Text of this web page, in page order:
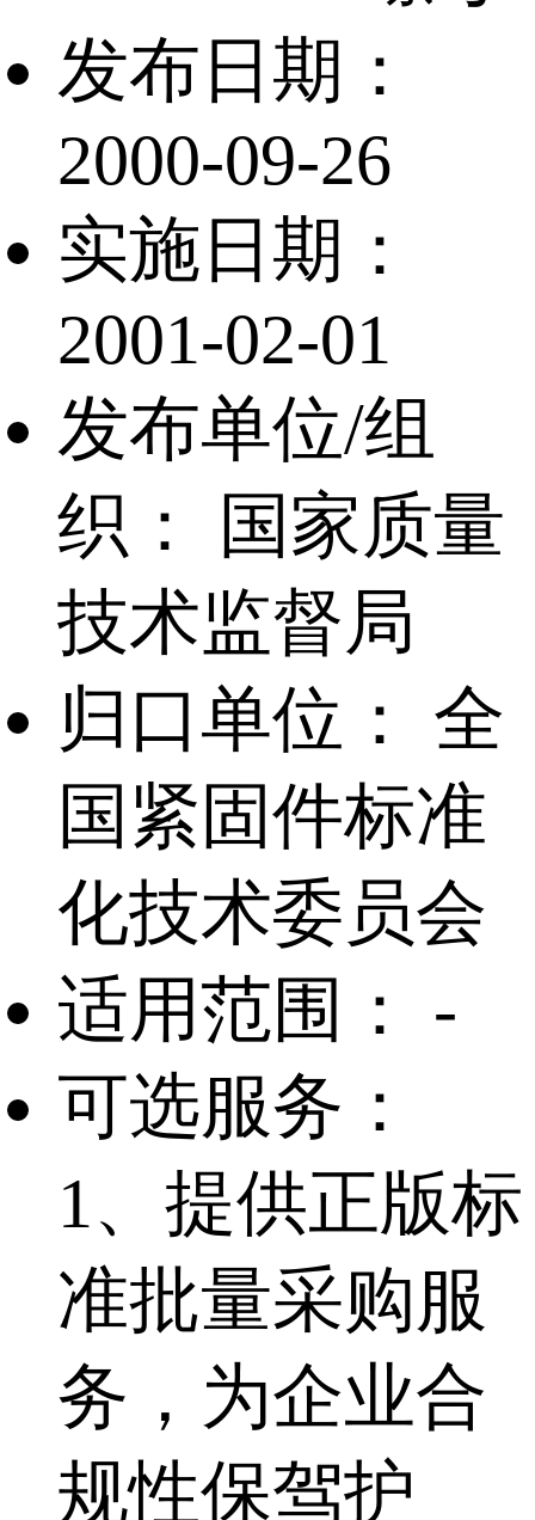
发布日期：
2000-09-26
实施日期：
2001-02-01
发布单位/组
织：
国家质量
技术监督局
归口单位：
全
国紧固件标准
化技术委员会
适用范围：
-
可选服务：
1、提供正版标
准批量采购服
务，为企业合
规性保驾护